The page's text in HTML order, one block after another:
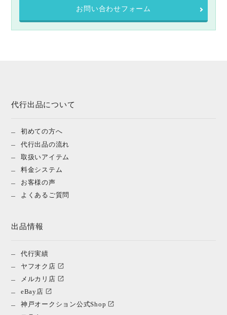
お問い合わせフォーム
代行出品について
初めての方へ
代行出品の流れ
取扱いアイテム
料金システム
お客様の声
よくあるご質問
出品情報
代行実績
ヤフオク店
メルカリ店
eBay店
神戸オークション公式Shop